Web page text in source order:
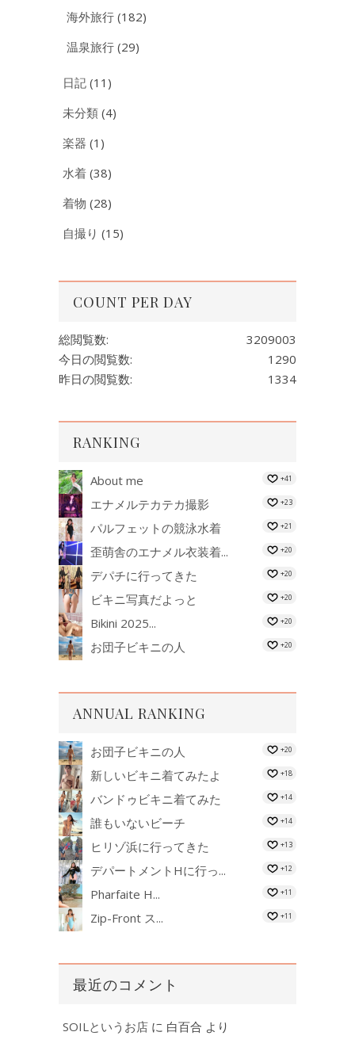
海外旅行 (182)
温泉旅行 (29)
日記 (11)
未分類 (4)
楽器 (1)
水着 (38)
着物 (28)
自撮り (15)
COUNT PER DAY
3209003
総閲覧数:
1290
今日の閲覧数:
1334
昨日の閲覧数:
RANKING
About me +41
エナメルテカテカ撮影 +23
パルフェットの競泳水着 +21
歪萌舎のエナメル衣装着... +20
デパチに行ってきた +20
ビキニ写真だよっと +20
Bikini 2025... +20
お団子ビキニの人 +20
ANNUAL RANKING
お団子ビキニの人 +20
新しいビキニ着てみたよ +18
バンドゥビキニ着てみた +14
誰もいないビーチ +14
ヒリゾ浜に行ってきた +13
デパートメントHに行っ... +12
Pharfaite H... +11
Zip-Front ス... +11
最近のコメント
SOILというお店 に 白百合 より